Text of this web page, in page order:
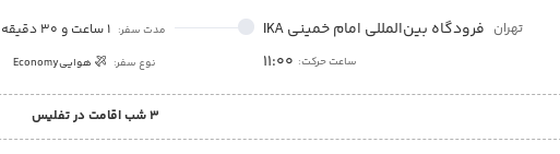
تهران فرودگاه بین‌المللی امام خمینی IKA
ساعت حرکت: 11:00
مدت سفر: 1 ساعت و 30 دقیقه
نوع سفر: هواییEconomy
3 شب اقامت در تفلیس